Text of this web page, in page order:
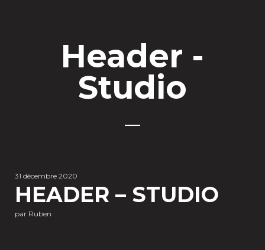
Header -
Studio
31 décembre 2020
HEADER – STUDIO
par Ruben